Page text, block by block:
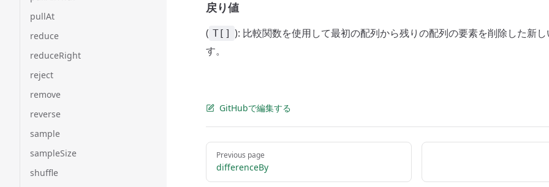
pullAt
reduce
reduceRight
reject
remove
reverse
sample
sampleSize
shuffle
戻り値
( T[] ): 比較関数を使用して最初の配列から残りの配列の要素を削除した新し
す。
GitHubで編集する
Pager
Previous page
differenceBy